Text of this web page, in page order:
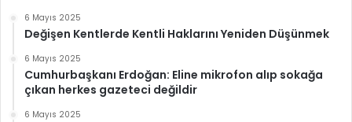
6 Mayıs 2025
Değişen Kentlerde Kentli Haklarını Yeniden Düşünmek
6 Mayıs 2025
Cumhurbaşkanı Erdoğan: Eline mikrofon alıp sokağa
çıkan herkes gazeteci değildir
6 Mayıs 2025